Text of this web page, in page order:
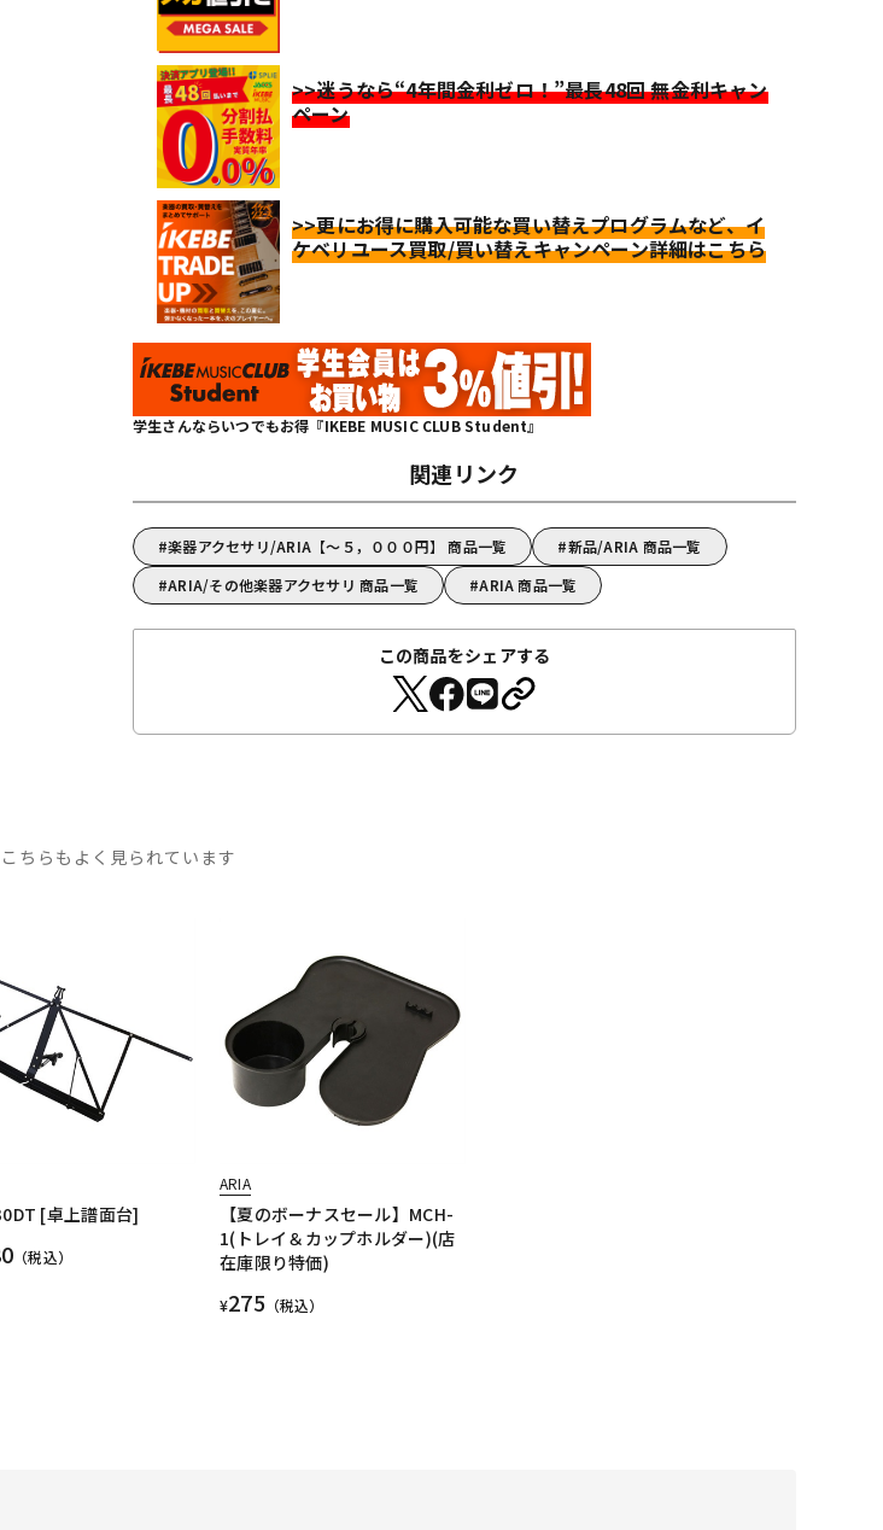
>>迷うなら“4年間金利ゼロ！”最長48回 無金利キャン
ペーン
>>更にお得に購入可能な買い替えプログラムなど、イ
ケベリユース買取/買い替えキャンペーン詳細はこちら
学生さんならいつでもお得『IKEBE MUSIC CLUB Student』
関連リンク
楽器アクセサリ/ARIA【～５，０００円】 商品一覧
新品/ARIA 商品一覧
ARIA/その他楽器アクセサリ 商品一覧
ARIA 商品一覧
この商品をシェアする
こちらもよく見られています
[卓上譜面台]
（税込）
ARIA
【夏のボーナスセール】MCH-
1(トレイ＆カップホルダー)(店
在庫限り特価)
¥275 （税込）